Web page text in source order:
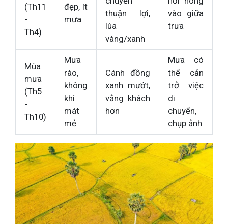
(Th11
-
Th4)
đẹp, ít
mưa
thuận lợi,
lúa
vàng/xanh
vào giữa
trưa
Mùa
mưa
(Th5
-
Th10)
Mưa
rào,
không
khí
mát
mẻ
Cánh đồng
xanh mướt,
vắng khách
hơn
Mưa có
thể cản
trở việc
di
chuyển,
chụp ảnh